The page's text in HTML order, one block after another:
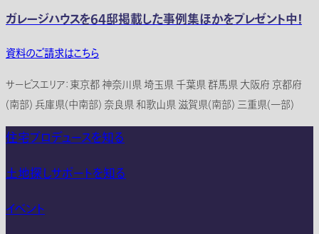
ガレージハウスを64邸掲載した事例集ほかをプレゼント中！
資料のご請求はこちら
サービスエリア：東京都 神奈川県 埼玉県 千葉県 群馬県 大阪府 京都府
(南部) 兵庫県(中南部) 奈良県 和歌山県 滋賀県(南部) 三重県(一部)
住宅プロデュースを知る
土地探しサポートを知る
イベント